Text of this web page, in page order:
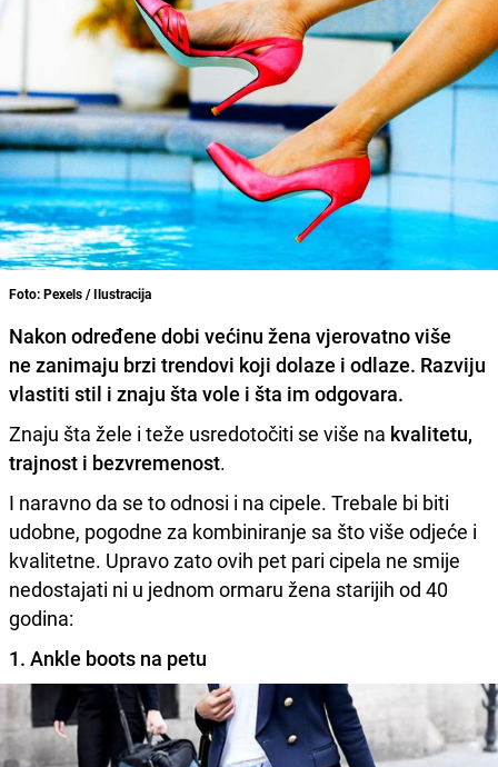
Foto: Pexels / Ilustracija
Nakon određene dobi većinu žena vjerovatno više
ne zanimaju brzi trendovi koji dolaze i odlaze. Razviju
vlastiti stil i znaju šta vole i šta im odgovara.
Znaju šta žele i teže usredotočiti se više na kvalitetu,
trajnost i bezvremenost.
I naravno da se to odnosi i na cipele. Trebale bi biti
udobne, pogodne za kombiniranje sa što više odjeće i
kvalitetne. Upravo zato ovih pet pari cipela ne smije
nedostajati ni u jednom ormaru žena starijih od 40
godina:
1. Ankle boots na petu